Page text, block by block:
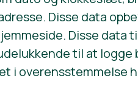
Disse data
Disse data
til at
i overensstemmelse